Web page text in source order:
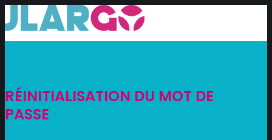
RÉINITIALISATION DU MOT DE
PASSE